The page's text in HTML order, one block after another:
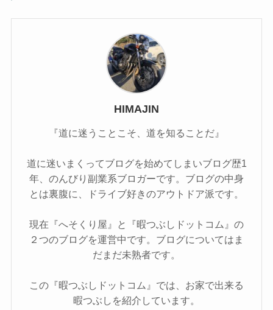
HIMAJIN
『道に迷うことこそ、道を知ることだ』
道に迷いまくってブログを始めてしまいブログ歴1
年、のんびり副業系ブロガーです。ブログの中身
とは裏腹に、ドライブ好きのアウトドア派です。
現在『へそくり屋』と『暇つぶしドットコム』の
２つのブログを運営中です。ブログについてはま
だまだ未熟者です。
この『暇つぶしドットコム』では、お家で出来る
暇つぶしを紹介しています。